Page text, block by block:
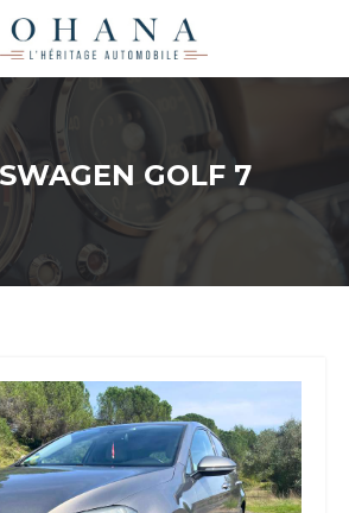
GOLF 7